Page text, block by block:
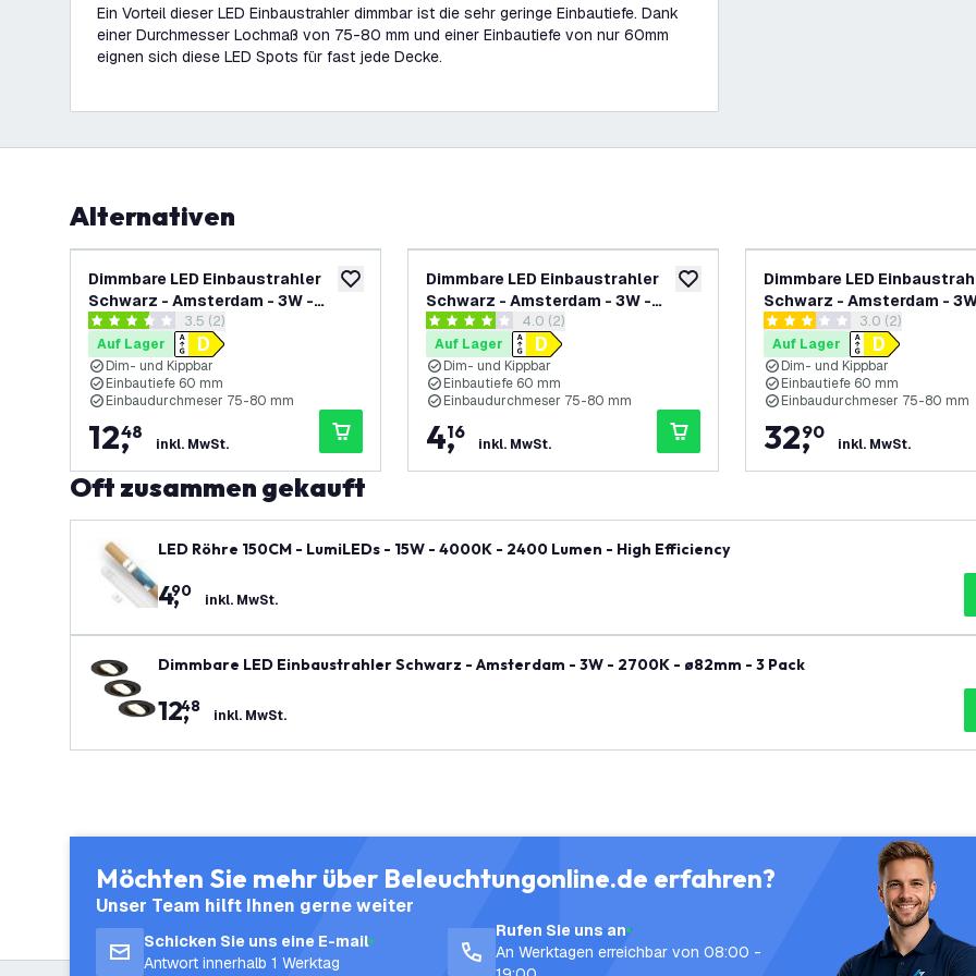
Ein Vorteil dieser LED Einbaustrahler dimmbar ist die sehr geringe Einbautiefe. Dank
einer Durchmesser Lochmaß von 75-80 mm und einer Einbautiefe von nur 60mm
eignen sich diese LED Spots für fast jede Decke.
Alternativen
zur Wunschliste hinzufügen
Dimmbare LED Einbaustrahler
Schwarz - Amsterdam - 3W -
2700K - ø82mm - 3 Pack
Bewertungsbereich öffnen
3.5 Bewertungssterne
3.5 (2)
Auf Lager
Dim- und Kippbar
Einbautiefe 60 mm
Einbaudurchmeser 75-80 mm
12,
48
inkl. MwSt.
zur Wunschliste hinzufügen
Dimmbare LED Einbaustrahler
Schwarz - Amsterdam - 3W -
2700K - ø82mmBewertungsbereich öffnen
4 Bewertungssterne
4.0 (2)
Auf Lager
Dim- und Kippbar
Einbautiefe 60 mm
Einbaudurchmeser 75-80 mm
4,
16
inkl. MwSt.
Dimmbare LED
Schwarz - Amsterdam -
4000K - ø82mm - 6 Pack
3 Bewertungssterne
3.0 (2)
Auf Lager
Dim- und Kippbar
Einbautiefe 60 mm
Einbaudurchmeser 75-80 mm
32,
90
inkl. MwSt.
Oft zusammen gekauft
LED Röhre 150CM - LumiLEDs - 15W - 4000K - 2400 Lumen - High Efficiency
4,
90 inkl. MwSt.
Dimmbare LED Einbaustrahler Schwarz - Amsterdam - 3W - 2700K - ø82mm - 3 Pack
12,
48 inkl. MwSt.
Möchten Sie mehr über Beleuchtungonline.de erfahren?
Unser Team hilft Ihnen gerne weiter
Schicken Sie uns eine E-mail
Antwort innerhalb 1 Werktag
Rufen Sie uns an
An Werktagen erreichbar von 08:00 -